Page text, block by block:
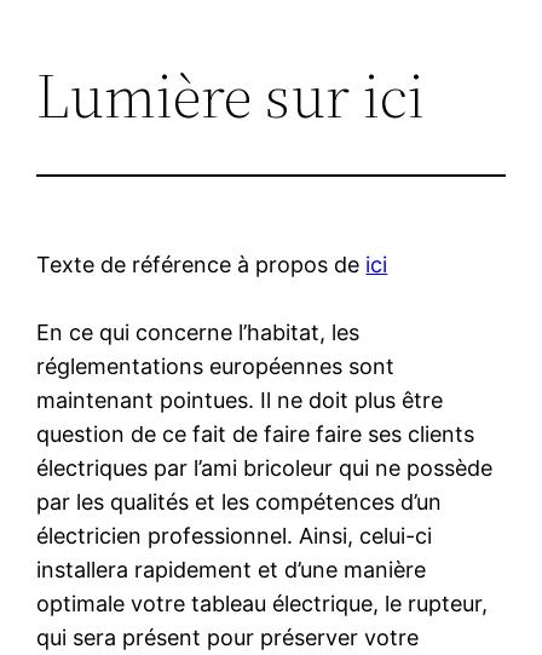
Lumière sur ici
Texte de référence à propos de ici
En ce qui concerne l’habitat, les
réglementations européennes sont
maintenant pointues. Il ne doit plus être
question de ce fait de faire faire ses clients
électriques par l’ami bricoleur qui ne possède
par les qualités et les compétences d’un
électricien professionnel. Ainsi, celui-ci
installera rapidement et d’une manière
optimale votre tableau électrique, le rupteur,
qui sera présent pour préserver votre